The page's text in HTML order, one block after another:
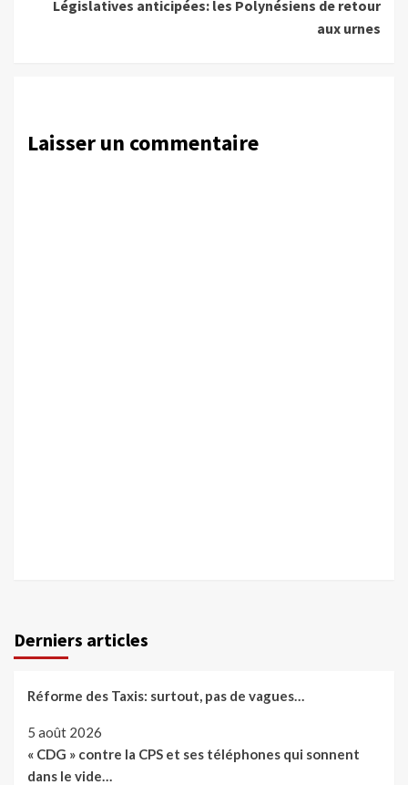
Législatives anticipées: les Polynésiens de retour
aux urnes
Laisser un commentaire
Derniers articles
Réforme des Taxis: surtout, pas de vagues…
5 août 2026
« CDG » contre la CPS et ses téléphones qui sonnent
dans le vide…